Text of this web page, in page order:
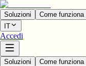
Soluzioni Come funziona
IT
Accedi
Soluzioni Come funziona